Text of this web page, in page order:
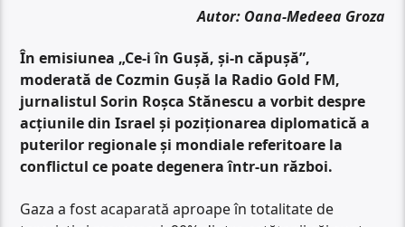
Autor: Oana-Medeea Groza
În emisiunea „Ce-i în Gușă, și-n căpușă”,
moderată de Cozmin Gușă la Radio Gold FM,
jurnalistul Sorin Roșca Stănescu a vorbit despre
acțiunile din Israel și poziționarea diplomatică a
puterilor regionale și mondiale referitoare la
conflictul ce poate degenera într-un război.
Gaza a fost acaparată aproape în totalitate de